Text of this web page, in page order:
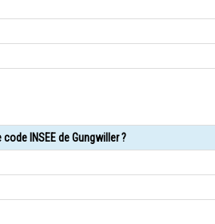
INSEE de Gungwiller ?